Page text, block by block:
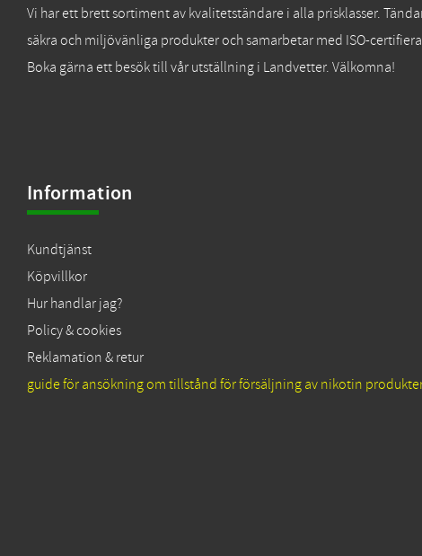
Vi har ett brett sortiment av kvalitetständare i alla prisklasser.
säkra och miljövänliga produkter och samarbetar med ISO-
Boka gärna ett besök till vår utställning i Landvetter. Välkomna!
Information
Kundtjänst
Köpvillkor
Hur handlar jag?
Policy & cookies
Reklamation & retur
guide för ansökning om tillstånd för försäljning av nikotin